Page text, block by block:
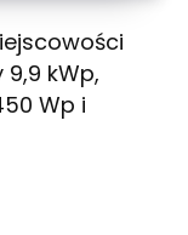
9,9 kWp,
Wp i